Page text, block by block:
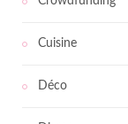
Cuisine
Déco